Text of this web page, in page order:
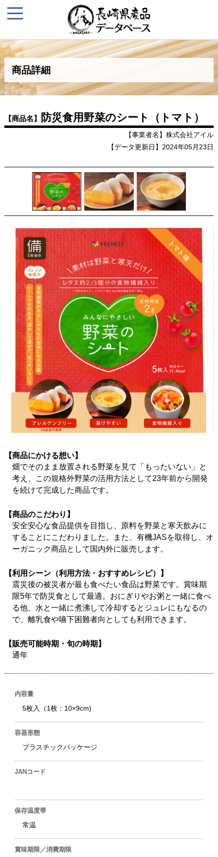
商品詳細
【商品名】 防災食用野菜のシート（トマト）
【事業者名】株式会社アイル
【データ更新日】2024年05月23日
【商品にかける想い】
畑でそのまま放置される野菜を見て「もったいない」と
考え、この規格外野菜の活用方法として23年前から開発
を続けて完成した商品です。
【商品のこだわり】
安全安心な食品提供を目指し、原料を野菜と寒天飲みに
することにこだわりました。また、有機JASを取得し、オ
ーガニック商品として国内外に販売します。
【利用シーン（利用方法・おすすめレシピ）】
震災後の被災者が最も食べたい食品は野菜です。賞味期
限5年で防災食として最適。おにぎりやお粥と一緒に食べ
る他、水と一緒に煮沸して冷却するとジュレにもなるの
で、離乳食や嚥下困難者向としても利用できます。
【販売可能時期・旬の時期】
通年
内容量
5枚入（1枚：10×9cm)
容器形態
プラスチックパッケージ
JANコード
保存温度帯
常温
賞味期限／消費期限